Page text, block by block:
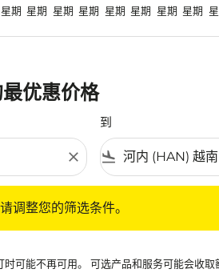
星期 星期 星期 星期 星期 星期 星期 星期
优惠价格
close
到
flight_land
调整您的筛选条件。
可能不再可用。 可选产品和服务可能会收取